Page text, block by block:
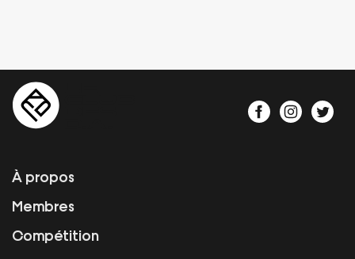
À propos
Membres
Compétition